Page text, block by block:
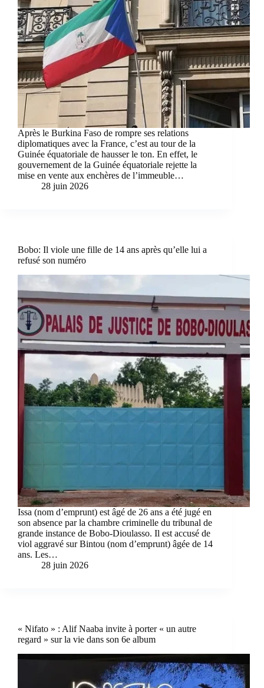
Après le Burkina Faso de rompre ses relations
diplomatiques avec la France, c’est au tour de la
Guinée équatoriale de hausser le ton. En effet, le
gouvernement de la Guinée équatoriale rejette la
mise en vente aux enchères de l’immeuble…
28 juin 2026
Bobo: Il viole une fille de 14 ans après qu’elle lui a
refusé son numéro
Issa (nom d’emprunt) est âgé de 26 ans a été jugé en
son absence par la chambre criminelle du tribunal de
grande instance de Bobo-Dioulasso. Il est accusé de
viol aggravé sur Bintou (nom d’emprunt) âgée de 14
ans. Les…
28 juin 2026
« Nifato » : Alif Naaba invite à porter « un autre
regard » sur la vie dans son 6e album